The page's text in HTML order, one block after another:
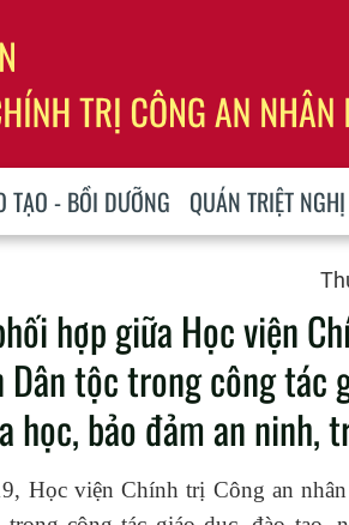
TẠO - BỒI DƯỠNG QUÁN TRIỆT
hợp giữa Học viện
Dân tộc trong công tác
học, bảo đảm an ninh,
Học viện Chính trị Công an